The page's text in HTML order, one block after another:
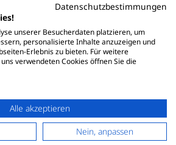
Datenschutzbestimmungen
unserer Besucherdaten platzieren, um
personalisierte Inhalte anzuzeigen und
Erlebnis zu bieten. Für weitere
verwendeten Cookies öffnen Sie die
Alle akzeptieren
Nein, anpassen